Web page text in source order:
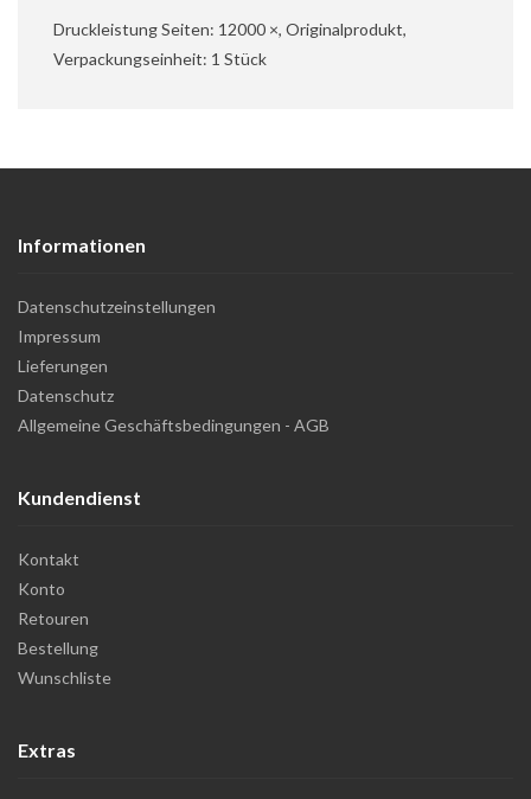
Druckleistung Seiten: 12000 ×, Originalprodukt,
Verpackungseinheit: 1 Stück
Informationen
Datenschutzeinstellungen
Impressum
Lieferungen
Datenschutz
Allgemeine Geschäftsbedingungen - AGB
Kundendienst
Kontakt
Konto
Retouren
Bestellung
Wunschliste
Extras